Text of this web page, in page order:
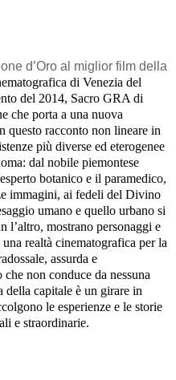
d’Oro al miglior film della
di Venezia del
del 2014, Sacro GRA di
che porta a una nuova
racconto non lineare in
più diverse ed eterogenee
dal nobile piemontese
botanico e il paramedico,
immagini, ai fedeli del Divino
umano e quello urbano si
l’altro, mostrano personaggi e
realtà cinematografica per la
assurda e
non conduce da nessuna
della capitale è un girare in
le esperienze e le storie
e straordinarie.